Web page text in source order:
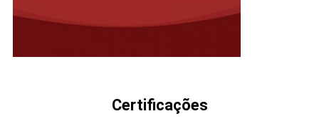
Certificações